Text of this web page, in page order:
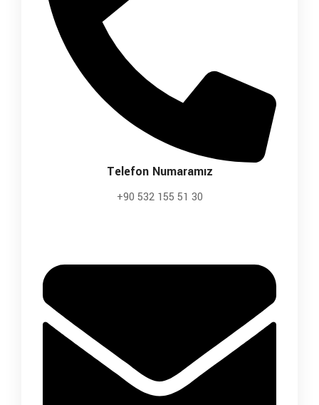
Telefon Numaramız
+90 532 155 51 30